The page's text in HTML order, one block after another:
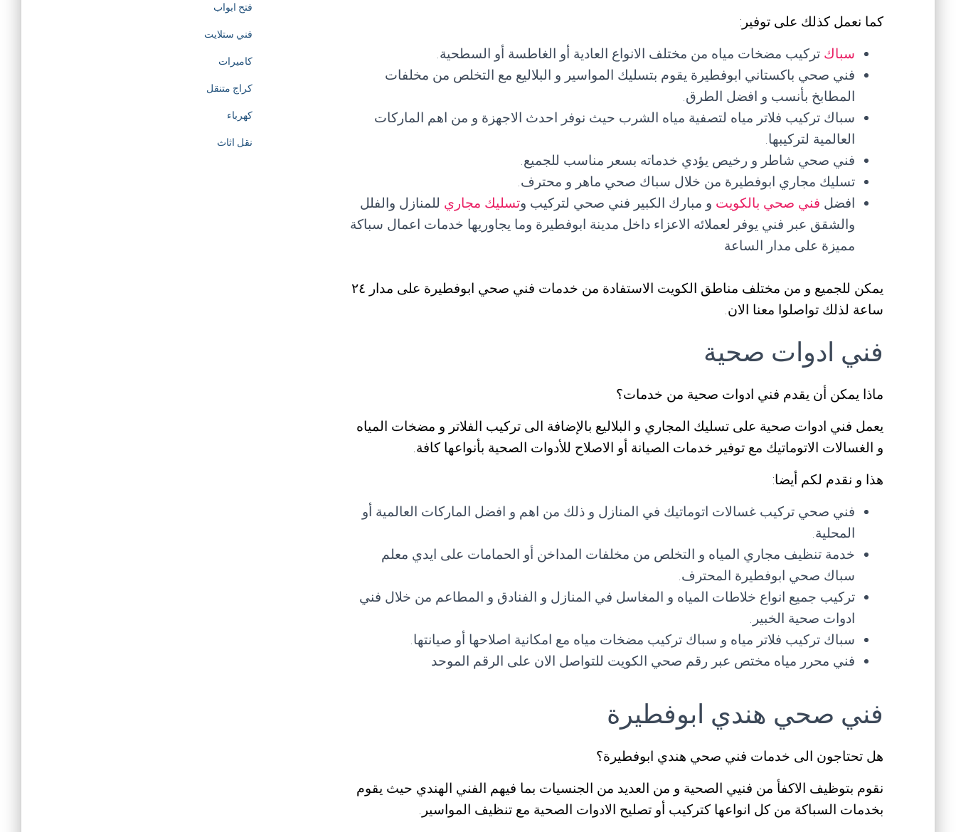
كما نعمل كذلك على توفير:
سباك تركيب مضخات مياه من مختلف الانواع العادية أو الغاطسة أو السطحية.
فني صحي باكستاني ابوفطيرة يقوم بتسليك المواسير و البلاليع مع التخلص من مخلفات
المطابخ بأنسب و افضل الطرق.
سباك تركيب فلاتر مياه لتصفية مياه الشرب حيث نوفر احدث الاجهزة و من اهم الماركات
العالمية لتركيبها.
فني صحي شاطر و رخيص يؤدي خدماته بسعر مناسب للجميع.
تسليك مجاري ابوفطيرة من خلال سباك صحي ماهر و محترف.
افضل فني صحي بالكويت و مبارك الكبير فني صحي لتركيب وتسليك مجاري للمنازل والفلل
والشقق عبر فني يوفر لعملائه الاعزاء داخل مدينة ابوفطيرة وما يجاوريها خدمات اعمال سباكة
مميزة على مدار الساعة
يمكن للجميع و من مختلف مناطق الكويت الاستفادة من خدمات فني صحي ابوفطيرة على مدار ٢٤
ساعة لذلك تواصلوا معنا الان.
فني ادوات صحية
ماذا يمكن أن يقدم فني ادوات صحية من خدمات؟
يعمل فني ادوات صحية على تسليك المجاري و البلاليع بالإضافة الى تركيب الفلاتر و مضخات المياه
و الغسالات الاتوماتيك مع توفير خدمات الصيانة أو الاصلاح للأدوات الصحية بأنواعها كافة.
هذا و نقدم لكم أيضا:
فني صحي تركيب غسالات اتوماتيك في المنازل و ذلك من اهم و افضل الماركات العالمية أو
المحلية.
خدمة تنظيف مجاري المياه و التخلص من مخلفات المداخن أو الحمامات على ايدي معلم
سباك صحي ابوفطيرة المحترف.
تركيب جميع انواع خلاطات المياه و المغاسل في المنازل و الفنادق و المطاعم من خلال فني
ادوات صحية الخبير.
سباك تركيب فلاتر مياه و سباك تركيب مضخات مياه مع امكانية اصلاحها أو صيانتها.
فني محرر مياه مختص عبر رقم صحي الكويت للتواصل الان على الرقم الموحد
فني صحي هندي ابوفطيرة
هل تحتاجون الى خدمات فني صحي هندي ابوفطيرة؟
نقوم بتوظيف الاكفأ من فنيي الصحية و من العديد من الجنسيات بما فيهم الفني الهندي حيث يقوم
بخدمات السباكة من كل انواعها كتركيب أو تصليح الادوات الصحية مع تنظيف المواسير.
فتح ابواب
فني ستلايت
كاميرات
كراج متنقل
كهرباء
نقل اثاث